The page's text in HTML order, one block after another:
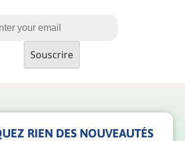
RIEN DES NOUVEAUTÉS